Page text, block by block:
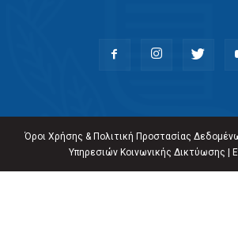
Όροι Χρήσης & Πολιτική Προστασίας
Υπηρεσιών Κοινωνικής Δικτύωσης